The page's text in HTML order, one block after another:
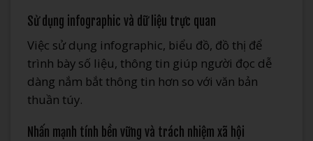
Sử dụng infographic và dữ liệu trực quan
Việc sử dụng infographic, biểu đồ, đồ thị để
trình bày số liệu, thông tin giúp người đọc dễ
dàng nắm bắt thông tin hơn so với văn bản
thuần túy.
Nhấn mạnh tính bền vững và trách nhiệm xã hội